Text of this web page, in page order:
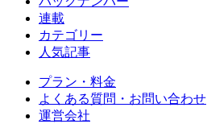
連載
カテゴリー
人気記事
プラン・料金
よくある質問・お問い合わせ
運営会社